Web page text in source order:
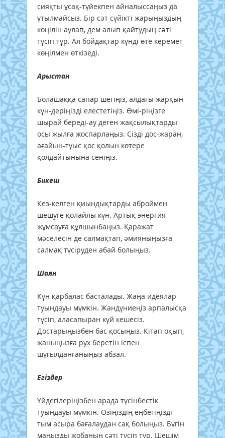
сияқты ұсақ-түйекпен айналыссаңыз да
ұтылмайсыз. Бір сәт сүйікті жарыңыздың
көңілін аулап, дем алып қайтудың сәті
түсіп тұр. Ал бойдақтар күнді өте керемет
көңілмен өткізеді.
Арыстан
Болашаққа сапар шегіңіз, алдағы жарқын
күн-деріңізді елестетіңіз. Өмі-ріңізге
шырай береді-ау деген жақсылықтарды
осы жылға жоспарлаңыз. Сізді дос-жаран,
ағайын-туыс қос қолын көтере
қолдайтынына сеніңіз.
Бикеш
Кез-келген қиындықтарды аброймен
шешуге қолайлы күн. Артық энергия
жұмсауға құлшынбаңыз. Қаражат
мәселесін де салмақтап, әмияныңызға
салмақ түсіруден абай болыңыз.
Шаян
Күн қарбалас басталады. Жаңа идеялар
туындауы мүмкін. Жандүниеңіз арпалысқа
түсіп, аласапыран күй кешесіз.
Достарыңызбен бас қосыңыз. Кітап оқып,
жаныңызға рух беретін іспен
шұғылданғаныңыз абзал.
Егіздер
Үйдегілеріңізбен арада түсінбестік
туындауы мүмкін. Өзіңіздің еңбегіңізді
тым асыра бағалаудан сақ болыңыз. Бүгін
маңызды жобаның сәті түсіп тұр. Шешім